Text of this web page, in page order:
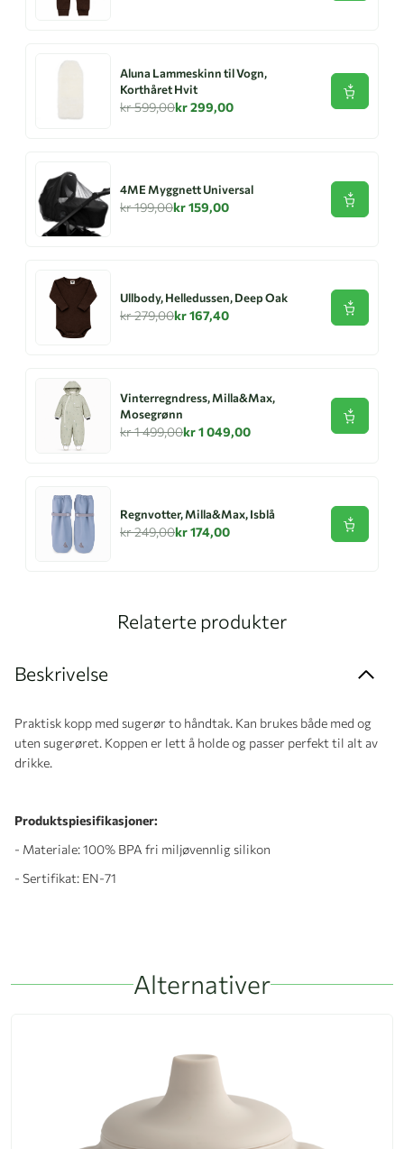
Aluna Lammeskinn til Vogn,
Korthåret Hvit
kr 599,00kr 299,00
Se
4ME Myggnett Universal
kr 199,00kr 159,00 Se
Ullbody, Helledussen, Deep Oak
kr 279,00kr 167,40 Se
Vinterregndress, Milla&Max,
Mosegrønn
kr 1 499,00kr 1 049,00
Se
Regnvotter, Milla&Max, Isblå
kr 249,00kr 174,00 Se
Beskrivelse
Praktisk kopp med sugerør to håndtak. Kan brukes både med og
uten sugerøret. Koppen er lett å holde og passer perfekt til alt av
drikke.
Produktspiesifikasjoner:
- Materiale: 100% BPA fri miljøvennlig silikon
- Sertifikat: EN-71
Relaterte produkter
Alternativer